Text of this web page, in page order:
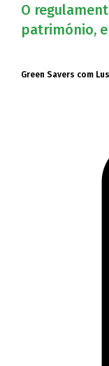
O
património,
Green Savers com